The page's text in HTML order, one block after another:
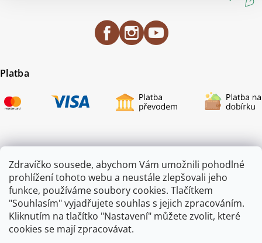
Zdravíčko sousede, abychom Vám umožnili pohodlné
prohlížení tohoto webu a neustále zlepšovali jeho
funkce, používáme soubory cookies. Tlačítkem
"Souhlasím" vyjadřujete souhlas s jejich zpracováním.
Kliknutím na tlačítko "Nastavení" můžete zvolit, které
cookies se mají zpracovávat.
Platba
Certifikace